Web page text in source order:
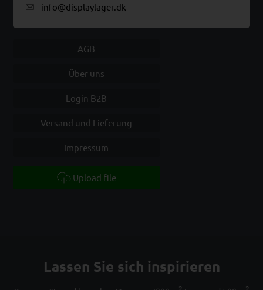
info@displaylager.dk
AGB
Über uns
Login B2B
Versand und Lieferung
Impressum
Upload file
Lassen Sie sich inspirieren
2 2